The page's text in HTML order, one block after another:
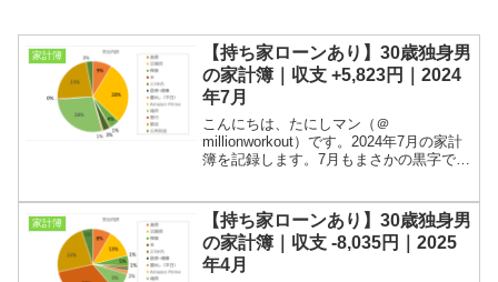
家計簿
【持ち家ローンあり】30歳独身男
の家計簿｜収支 +5,823円｜2024
年7月
こんにちは、たにしマン（＠
millionworkout）です。2024年7月の家計
簿を記録します。7月もまさかの黒字でし
として記録してまいりましたが、3月から
住宅ロ...
家計簿
【持ち家ローンあり】30歳独身男
の家計簿｜収支 -8,035円｜2025
年4月